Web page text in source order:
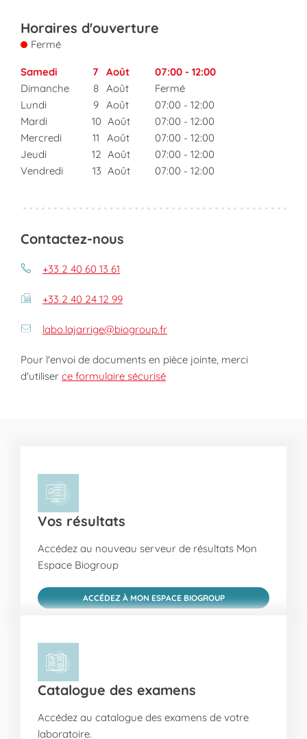
Horaires d'ouverture
Fermé
Samedi 7 Août 07:00 - 12:00
Dimanche
8 Août
Fermé
Lundi
9 Août 07:00 - 12:00
Mardi
10 Août 07:00 - 12:00
Mercredi
11 Août 07:00 - 12:00
Jeudi
12 Août 07:00 - 12:00
Vendredi
13 Août 07:00 - 12:00
Contactez-nous
+33 2 40 60 13 61
+33 2 40 24 12 99
labo.lajarrige@biogroup.fr
Pour l'envoi de documents en pièce jointe, merci
d'utiliser ce formulaire sécurisé
Vos résultats
Accédez au nouveau serveur de résultats Mon
Espace Biogroup
ACCÉDEZ À MON ESPACE BIOGROUP
Catalogue des examens
Accédez au catalogue des examens de votre
laboratoire.